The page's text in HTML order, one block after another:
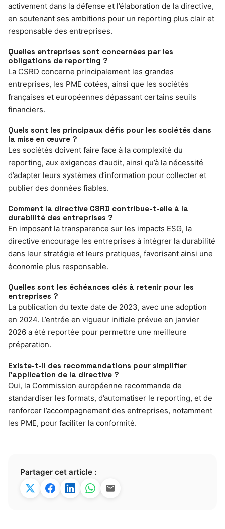
activement dans la défense et l’élaboration de la directive,
en soutenant ses ambitions pour un reporting plus clair et
responsable des entreprises.
Quelles entreprises sont concernées par les
obligations de reporting ?
La CSRD concerne principalement les grandes
entreprises, les PME cotées, ainsi que les sociétés
françaises et européennes dépassant certains seuils
financiers.
Quels sont les principaux défis pour les sociétés dans
la mise en œuvre ?
Les sociétés doivent faire face à la complexité du
reporting, aux exigences d’audit, ainsi qu’à la nécessité
d’adapter leurs systèmes d’information pour collecter et
publier des données fiables.
Comment la directive CSRD contribue-t-elle à la
durabilité des entreprises ?
En imposant la transparence sur les impacts ESG, la
directive encourage les entreprises à intégrer la durabilité
dans leur stratégie et leurs pratiques, favorisant ainsi une
économie plus responsable.
Quelles sont les échéances clés à retenir pour les
entreprises ?
La publication du texte date de 2023, avec une adoption
en 2024. L’entrée en vigueur initiale prévue en janvier
2026 a été reportée pour permettre une meilleure
préparation.
Existe-t-il des recommandations pour simplifier
l’application de la directive ?
Oui, la Commission européenne recommande de
standardiser les formats, d’automatiser le reporting, et de
renforcer l’accompagnement des entreprises, notamment
les PME, pour faciliter la conformité.
Partager cet article :